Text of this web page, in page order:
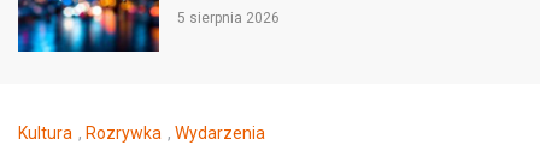
5 sierpnia 2026
Kultura , Rozrywka , Wydarzenia